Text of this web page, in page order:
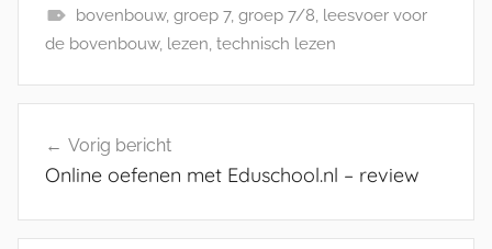
bovenbouw, groep 7, groep 7/8, leesvoer voor
de bovenbouw, lezen, technisch lezen
navigatie
Vorig bericht
Online oefenen met Eduschool.nl – review